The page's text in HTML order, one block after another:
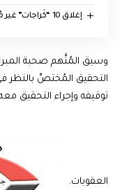
إغلاق 10 “كَراجات” غير مُجازة ومخالفة للضوابط في بغداد
وسيق المُتَّهم صحبة
التحقيق المُختصِّ بالنظر
العقوبات.